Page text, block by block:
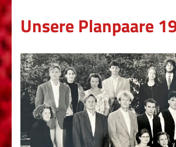
Unsere Planpaare